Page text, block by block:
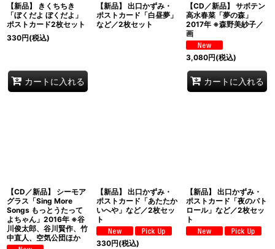
【新品】 きくちちき
「ぼくだよ ぼくだよ」
ポストカード2枚セット
330円(税込)
カートに入れる
【新品】 出口かずみ・
ポストカード「白昼夢」
など／2枚セット
【CD／新品】 サボテン
高水春菜「夢の森」
2017年 ※森野美紗子／
画
3,080円(税込)
カートに入れる
【CD／新品】 シーモア
グラス「Sing More
Songs もっとうたって
よちゃん」2016年 ※谷
川俊太郎、谷川賢作、竹
中直人、空気公団ほか
【新品】 出口かずみ・
ポストカード「あたたか
いへや」など／2枚セッ
ト
330円(税込)
【新品】 出口かずみ・
ポストカード「夜のパト
ロール」など／2枚セッ
ト